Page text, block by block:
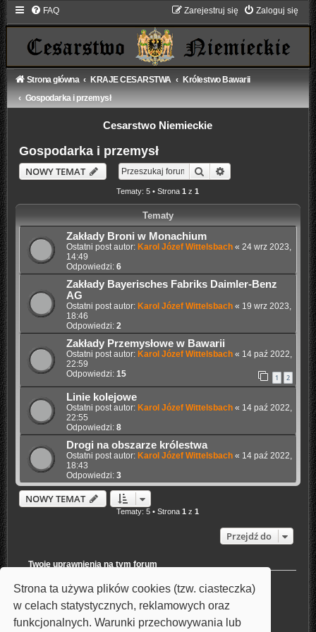
Strona ta używa plików cookies (tzw. ciasteczka)
w celach statystycznych, reklamowych oraz
funkcjonalnych. Warunki przechowywania lub
FAQ Zaloguj się
Zarejestruj się
Strona główna KRAJE CESARSTWA
Królestwo Bawarii
Gospodarka i przemysł
Cesarstwo Niemieckie
Gospodarka i przemysł
NOWY TEMAT Szukaj Wyszukiwanie
Tematy: 5 • Strona1 z1
Tematy
Zakłady Broni w Monachium
Ostatni post autor: Karol Józef Wittelsbach« 24 wrz 2023,
14:49
Odpowiedzi: 6
Zakłady Bayerisches Fabriks Daimler-Benz
AG
Ostatni post autor: Karol Józef Wittelsbach« 19 wrz 2023,
18:46
Odpowiedzi: 2
Zakłady Przemysłowe w Bawarii
Ostatni post autor: Karol Józef Wittelsbach« 14 paź 2022,
22:59
Odpowiedzi: 15 1 2
Linie kolejowe
Ostatni post autor: Karol Józef Wittelsbach« 14 paź 2022,
22:55
Odpowiedzi: 8
Drogi na obszarze królestwa
Ostatni post autor: Karol Józef Wittelsbach« 14 paź 2022,
18:43
Odpowiedzi: 3
NOWY TEMAT
Tematy: 5 • Strona1 z1
Przejdź do
Twoje uprawnienia na tym forum
Nie możeszodpowiadać w tematach
Nie możeszzmieniać swoich postów
Nie możeszusuwać swoich postów
Nie możeszdodawać załączników